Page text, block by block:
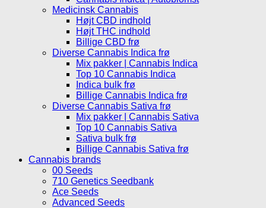
Medicinsk Cannabis
Højt CBD indhold
Højt THC indhold
Billige CBD frø
Diverse Cannabis Indica frø
Mix pakker | Cannabis Indica
Top 10 Cannabis Indica
Indica bulk frø
Billige Cannabis Indica frø
Diverse Cannabis Sativa frø
Mix pakker | Cannabis Sativa
Top 10 Cannabis Sativa
Sativa bulk frø
Billige Cannabis Sativa frø
Cannabis brands
00 Seeds
710 Genetics Seedbank
Ace Seeds
Advanced Seeds